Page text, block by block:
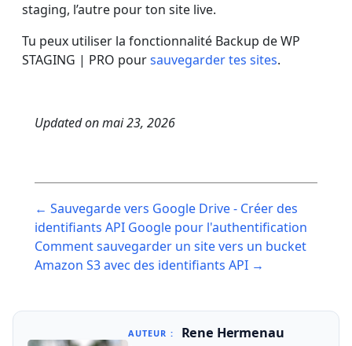
staging, l’autre pour ton site live.
Tu peux utiliser la fonctionnalité Backup de WP
STAGING | PRO poursauvegarder tes sites.
Updated onmai 23, 2026
navigation
← Sauvegarde vers Google Drive - Créer des
identifiants API Google pour l'authentification
Comment sauvegarder un site vers un bucket
Amazon S3 avec des identifiants API →
AUTEUR : Rene Hermenau